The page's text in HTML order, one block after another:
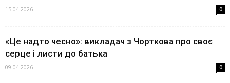
15.04.2026 0
«Це надто чесно»: викладач з Чорткова про своє
серце і листи до батька
09.04.2026 0